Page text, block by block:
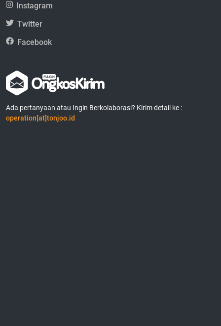
Instagram
Twitter
Facebook
Ada pertanyaan atau Ingin Berkolaborasi? Kirim detail ke :
operation[at]tonjoo.id